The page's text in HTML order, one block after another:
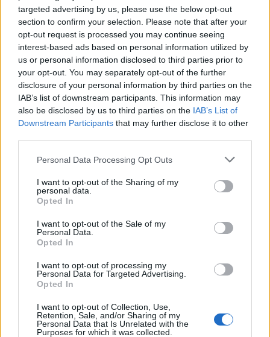
targeted advertising by us, please use the below opt-out
section to confirm your selection. Please note that after your
opt-out request is processed you may continue seeing
interest-based ads based on personal information utilized by
us or personal information disclosed to third parties prior to
your opt-out. You may separately opt-out of the further
disclosure of your personal information by third parties on the
IAB’s list of downstream participants. This information may
also be disclosed by us to third parties on the IAB’s List of
Downstream Participants that may further disclose it to other
Personal Data Processing Opt Outs
I want to opt-out of the Sharing of my
personal data.
Opted In
I want to opt-out of the Sale of my
Personal Data.
Opted In
I want to opt-out of processing my
Personal Data for Targeted Advertising.
Opted In
I want to opt-out of Collection, Use,
Retention, Sale, and/or Sharing of my
Personal Data that Is Unrelated with the
Purposes for which it was collected.
27–19, 19–23)
CSM Târgoviște–Galaci Phoenix 53–50 (11–
13, 13–9, 15–19, 14–9)
Brassói Olimpia–Kolozsvári U 62–75 (19–25,
14–10, 17–14, 12–26).
Ezek is érdekelhetik